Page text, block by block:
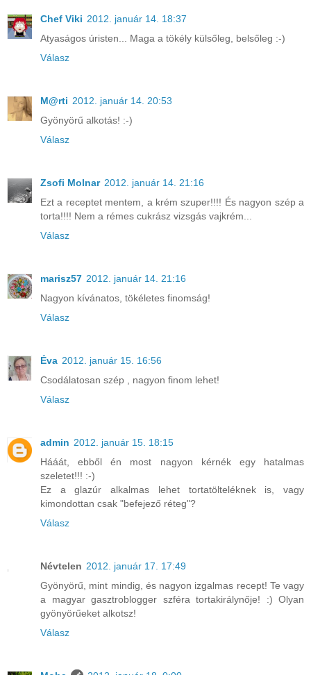
Chef Viki 2012. január 14. 18:37
Atyaságos úristen... Maga a tökély külsőleg, belsőleg :-)
Válasz
M@rti 2012. január 14. 20:53
Gyönyörű alkotás! :-)
Válasz
Zsofi Molnar 2012. január 14. 21:16
Ezt a receptet mentem, a krém szuper!!!! És nagyon szép a
torta!!!! Nem a rémes cukrász vizsgás vajkrém...
Válasz
marisz57 2012. január 14. 21:16
Nagyon kívánatos, tökéletes finomság!
Válasz
Éva 2012. január 15. 16:56
Csodálatosan szép , nagyon finom lehet!
Válasz
admin 2012. január 15. 18:15
Hááát, ebből én most nagyon kérnék egy hatalmas
szeletet!!! :-)
Ez a glazúr alkalmas lehet tortatölteléknek is, vagy
kimondottan csak "befejező réteg"?
Válasz
Névtelen 2012. január 17. 17:49
Gyönyörű, mint mindig, és nagyon izgalmas recept! Te vagy
a magyar gasztroblogger szféra tortakirálynője! :) Olyan
gyönyörűeket alkotsz!
Válasz